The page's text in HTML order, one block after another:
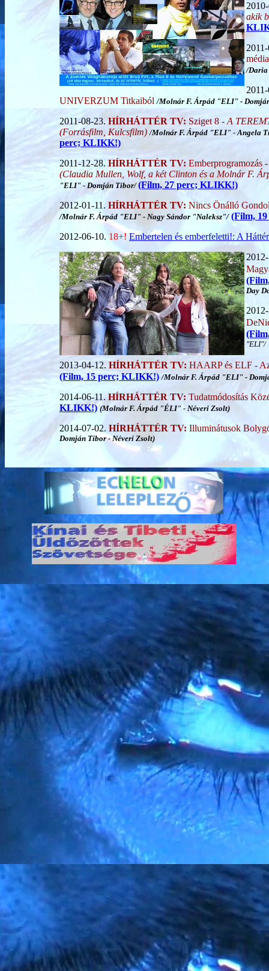
akik
/
UNIVERZUM Titkaiból/Molnár F. Árpád "ELI" -
2011-08-23.HÍRHÁTTÉR TV: Sziget 8 - A
(Forrásfilm, Kulcsfilm)/Molnár F. Árpád "ELI" - Angela
perc; KLIKK!)
2011-12-28. HÍRHÁTTÉR TV: Emberprogramozás
(Claudia Mullen, Wolf, a két Clinton és a Molnár F.
"ELI" - Domján Tibor/(Film, 27 perc; KLIKK!)
2012-01-11. HÍRHÁTTÉR TV: Nincs Önálló
/Molnár F. Árpád "ELI" - Nagy Sándor "Naleksz"/ (Film,
2012-06-10. 18+! Embertelen és emberfeletti!: A
Day
"ELI"/
2013-04-12. HÍRHÁTTÉR TV: HAARP és ELF -
(Film, 15 perc; KLIKK!) /Molnár F. Árpád "ELI" -
2014-06-11. HÍRHÁTTÉR TV: Tudatmódosítás
KLIKK!) (Molnár F. Árpád "ÉLI" - Néveri Zsolt)
2014-07-02. HÍRHÁTTÉR TV: Illuminátusok
Domján Tibor - Néveri Zsolt)